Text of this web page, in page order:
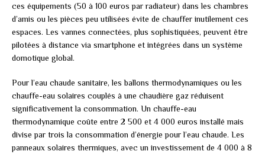
ces équipements (50 à 100 euros par radiateur) dans les chambres
d’amis ou les pièces peu utilisées évite de chauffer inutilement ces
espaces. Les vannes connectées, plus sophistiquées, peuvent être
pilotées à distance via smartphone et intégrées dans un système
domotique global.
Pour l’eau chaude sanitaire, les ballons thermodynamiques ou les
chauffe-eau solaires couplés à une chaudière gaz réduisent
significativement la consommation. Un chauffe-eau
thermodynamique coûte entre 2 500 et 4 000 euros installé mais
divise par trois la consommation d’énergie pour l’eau chaude. Les
panneaux solaires thermiques, avec un investissement de 4 000 à 8